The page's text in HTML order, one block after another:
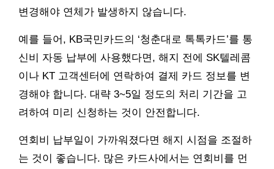
변경해야 연체가 발생하지 않습니다.
예를 들어, KB국민카드의 ‘청춘대로 톡톡카드’를 통
신비 자동 납부에 사용했다면, 해지 전에 SK텔레콤
이나 KT 고객센터에 연락하여 결제 카드 정보를 변
경해야 합니다. 대략 3~5일 정도의 처리 기간을 고
려하여 미리 신청하는 것이 안전합니다.
연회비 납부일이 가까워졌다면 해지 시점을 조절하
는 것이 좋습니다. 많은 카드사에서는 연회비를 먼